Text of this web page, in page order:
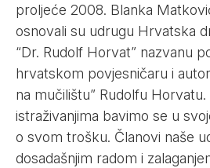
proljeće 2008. Blanka
osnovali su udrugu Hrvatska
“Dr. Rudolf Horvat” nazvanu
hrvatskom povjesničaru i
na mučilištu” Rudolfu Horvatu.
istraživanjima bavimo se u
o svom trošku. Članovi naše
dosadašnjim radom i